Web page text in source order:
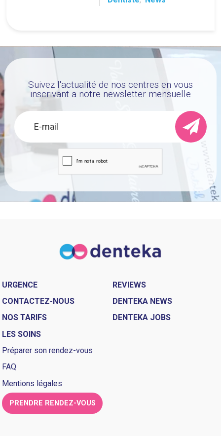
Suivez l'actualité de nos centres en vous
inscrivant a notre newsletter mensuelle
URGENCE
CONTACTEZ-NOUS
NOS TARIFS
LES SOINS
REVIEWS
DENTEKA NEWS
DENTEKA JOBS
Préparer son rendez-vous
FAQ
Mentions légales
PRENDRE RENDEZ-VOUS